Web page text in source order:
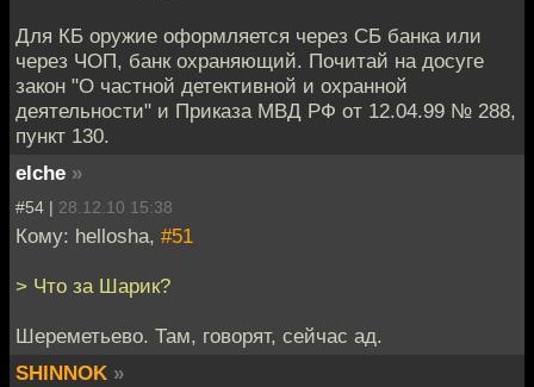
Для КБ оружие оформляется через СБ банка или
через ЧОП, банк охраняющий. Почитай на досуге
закон "О частной детективной и охранной
деятельности" и Приказа МВД РФ от 12.04.99 № 288,
пункт 130.
elche »
#54 | 28.12.10 15:38
Кому: hellosha, #51
> Что за Шарик?
Шереметьево. Там, говорят, сейчас ад.
SHINNOK »